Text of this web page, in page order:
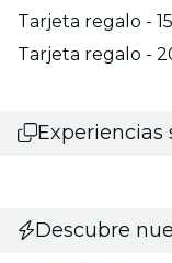
Tarjeta regalo -
Tarjeta regalo -
Experiencias
Descubre